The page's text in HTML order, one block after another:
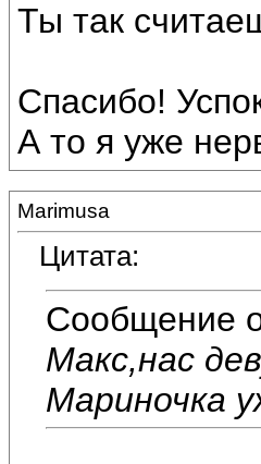
Ты так
Спасибо!
А то я уже
Marimusa
Цитата:
Сообщение
Макс,нас
Мариночка